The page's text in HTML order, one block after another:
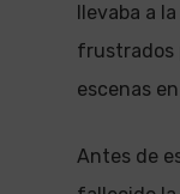
llevaba a
frustrados
escenas
Antes de